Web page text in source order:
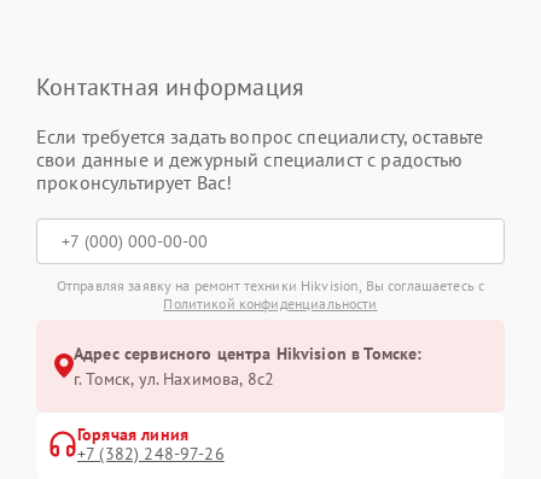
Контактная информация
Если требуется задать вопрос специалисту, оставьте
свои данные и дежурный специалист с радостью
проконсультирует Вас!
Отправляя заявку на ремонт техники Hikvision, Вы соглашаетесь с
Политикой конфиденциальности
Адрес сервисного центра Hikvision в Томске:
г. Томск, ул. Нахимова, 8с2
Горячая линия
+7 (382) 248-97-26